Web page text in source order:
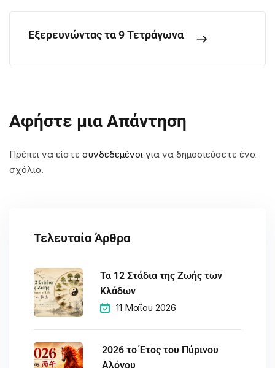
Εξερευνώντας τα 9 Τετράγωνα
Αφήστε μια Απάντηση
Πρέπει να είστε συνδεδεμένοι για να δημοσιεύσετε ένα
σχόλιο.
Τελευταία Άρθρα
Τα 12 Στάδια της Ζωής των
Κλάδων
11 Μαΐου 2026
2026 το Έτος του Πύρινου
Αλόγου